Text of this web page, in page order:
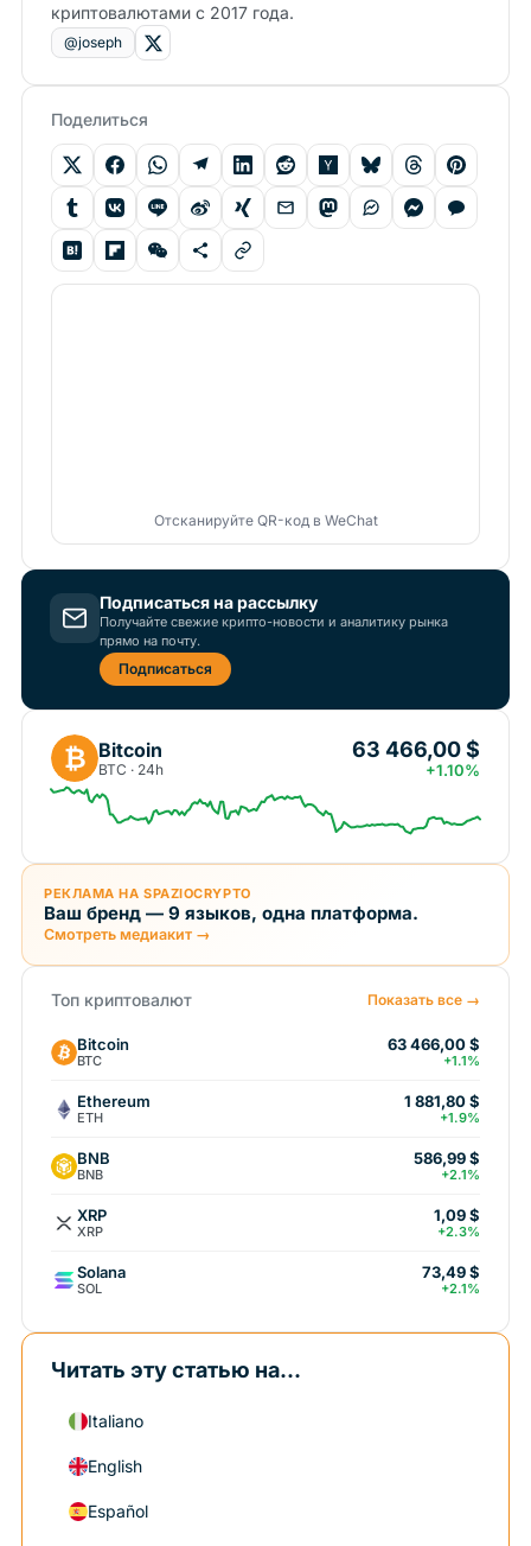
криптовалютами с 2017 года.
@joseph
Поделиться
Отсканируйте QR-код в WeChat
Подписаться на рассылку
Получайте свежие крипто-новости и аналитику рынка
прямо на почту.
Подписаться
₿ Bitcoin
BTC · 24h
63 466,00 $
+1.10%
РЕКЛАМА НА SPAZIOCRYPTO
Ваш бренд — 9 языков, одна платформа.
Смотреть медиакит →
Топ криптовалют Показать все →
Bitcoin
BTC
63 466,00 $
+1.1%
Ethereum
ETH
1 881,80 $
+1.9%
BNB
BNB
586,99 $
+2.1%
XRP
XRP
1,09 $
+2.3%
Solana
SOL
73,49 $
+2.1%
Читать эту статью на...
Italiano
English
Español